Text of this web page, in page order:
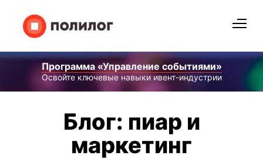
Программа «Управление событиями»
Освойте ключевые навыки ивент-индустрии
Блог: пиар и
маркетинг